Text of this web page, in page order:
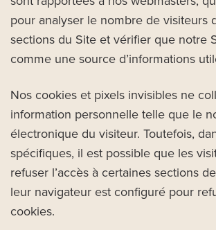
pour analyser le nombre de visiteurs
sections du Site et vérifier que notre
comme une source d’informations
Nos cookies et pixels invisibles ne
information personnelle telle que le
électronique du visiteur. Toutefois,
spécifiques, il est possible que les
refuser l’accès à certaines sections
leur navigateur est configuré pour
cookies.